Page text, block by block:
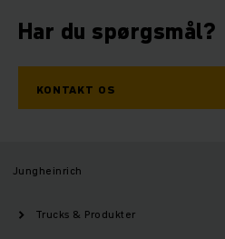
Har du spørgsmål?
KONTAKT OS
Jungheinrich
Trucks & Produkter